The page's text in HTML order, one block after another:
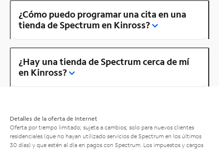
¿Cómo puedo programar una cita en una
tienda de Spectrum en Kinross?
¿Hay una tienda de Spectrum cerca de mí
en Kinross?
Detalles de la oferta de Internet
Oferta por tiempo limitado; sujeta a cambios; solo para nuevos clientes
residenciales (que no hayan utilizado servicios de Spectrum en los últimos
30 días) y que estén al día en pagos con Spectrum. Los impuestos y cargos